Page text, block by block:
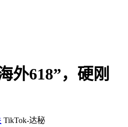
外618”，硬刚
TikTok-达秘